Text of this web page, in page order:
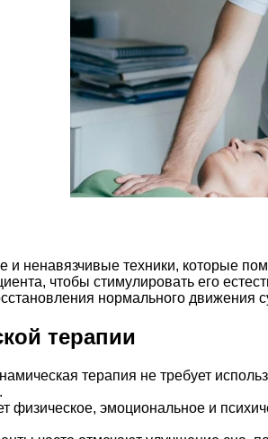
и ненавязчивые техники, которые
чтобы стимулировать его
нормального движения
терапии
терапия не требует
физическое, эмоциональное и